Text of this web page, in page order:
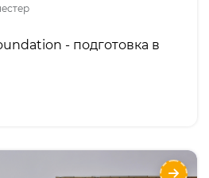
- подготовка в
University: Foundation и